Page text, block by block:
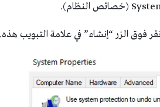
فوق الزر “إنشاء” في علامة التبويب هذه.